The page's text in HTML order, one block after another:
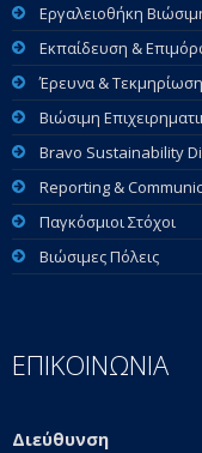
Εργαλειοθήκη
Εκπαίδευση &
Έρευνα & Τεκμηρίωση
Βιώσιμη
Bravo Sustainability
Reporting &
Παγκόσμιοι Στόχοι
Βιώσιμες Πόλεις
ΕΠΙΚΟΙΝΩΝΙΑ
Διεύθυνση